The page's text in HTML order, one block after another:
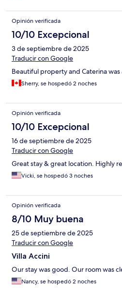
Opinión verificada
10/10 Excepcional
3 de septiembre de 2025
Traducir con Google
Beautiful property and Caterina
Sherry, se hospedó 2 noches
Opinión verificada
10/10 Excepcional
16 de septiembre de 2025
Traducir con Google
Great stay & great location. Highly
Vicki, se hospedó 3 noches
Opinión verificada
8/10 Muy buena
25 de septiembre de 2025
Traducir con Google
Villa Accini
Our stay was good. Our room was
Nancy, se hospedó 2 noches